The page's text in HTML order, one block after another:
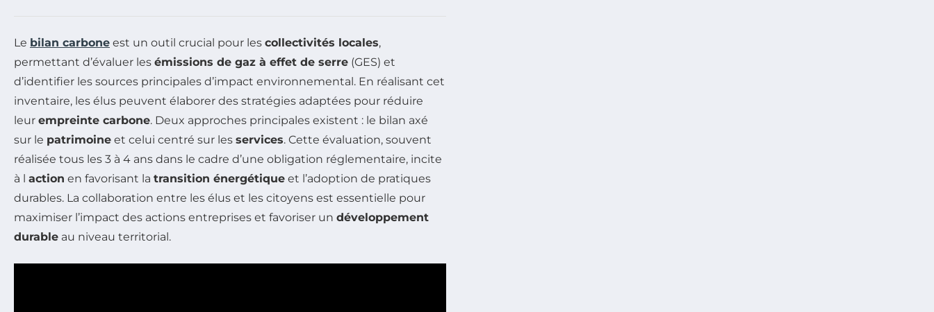
Le bilan carbone est un outil crucial pour les collectivités locales,
permettant d’évaluer les émissions de gaz à effet de serre (GES) et
d’identifier les sources principales d’impact environnemental. En réalisant cet
inventaire, les élus peuvent élaborer des stratégies adaptées pour réduire
leur empreinte carbone. Deux approches principales existent : le bilan axé
sur le patrimoine et celui centré sur les services. Cette évaluation, souvent
réalisée tous les 3 à 4 ans dans le cadre d’une obligation réglementaire, incite
à l action en favorisant la transition énergétique et l’adoption de pratiques
durables. La collaboration entre les élus et les citoyens est essentielle pour
maximiser l’impact des actions entreprises et favoriser un développement
durable au niveau territorial.